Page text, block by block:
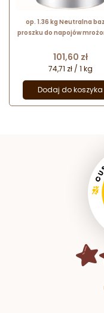
op. 1.36 kg Neutralna
proszku do napojów
Monin
Cena
101,60 zł
74,71 zł / 1 kg
Dodaj do koszyka